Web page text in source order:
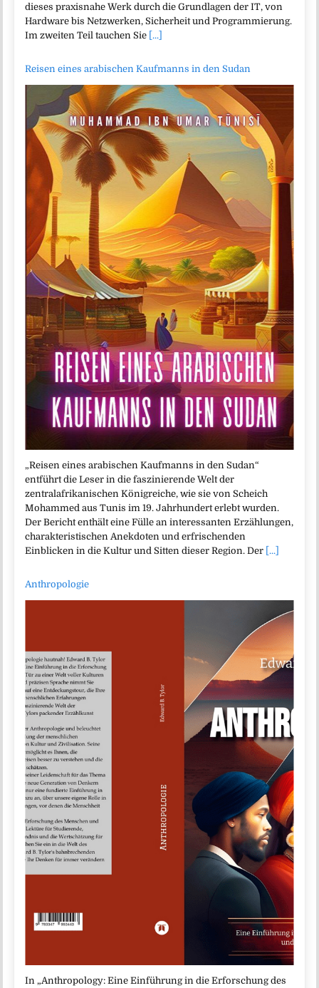
dieses praxisnahe Werk durch die Grundlagen der IT, von
Hardware bis Netzwerken, Sicherheit und Programmierung.
Im zweiten Teil tauchen Sie [...]
Reisen eines arabischen Kaufmanns in den Sudan
„Reisen eines arabischen Kaufmanns in den Sudan“
entführt die Leser in die faszinierende Welt der
zentralafrikanischen Königreiche, wie sie von Scheich
Mohammed aus Tunis im 19. Jahrhundert erlebt wurden.
Der Bericht enthält eine Fülle an interessanten Erzählungen,
charakteristischen Anekdoten und erfrischenden
Einblicken in die Kultur und Sitten dieser Region. Der [...]
Anthropologie
In „Anthropology: Eine Einführung in die Erforschung des